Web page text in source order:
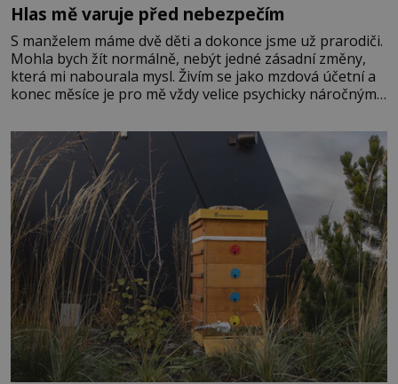
Hlas mě varuje před nebezpečím
S manželem máme dvě děti a dokonce jsme už prarodiči.
Mohla bych žít normálně, nebýt jedné zásadní změny,
která mi nabourala mysl. Živím se jako mzdová účetní a
konec měsíce je pro mě vždy velice psychicky náročným
dál častěji volá o pomoc, co se hlídání týče. Dalo by se